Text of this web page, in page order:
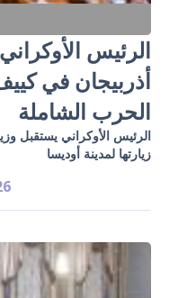
الرئيس
أذربيجان في
الحرب الشاملة
الرئيس الأوكراني يستقبل
زيارتها لمدينة أوديسا